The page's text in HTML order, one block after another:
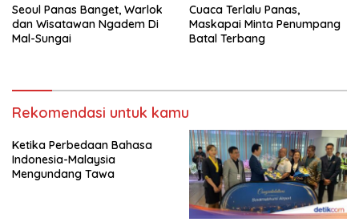
Seoul Panas Banget, Warlok
dan Wisatawan Ngadem Di
Mal-Sungai
Cuaca Terlalu Panas,
Maskapai Minta Penumpang
Batal Terbang
Rekomendasi untuk kamu
Ketika Perbedaan Bahasa
Indonesia-Malaysia
Mengundang Tawa